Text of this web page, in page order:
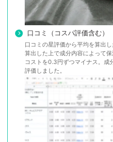
口コミ（コスパ評価含む）
口コミの星評価から平均を算出
算出した上で成分内容によって
コストを0.3円ずつマイナス。成
評価しました。